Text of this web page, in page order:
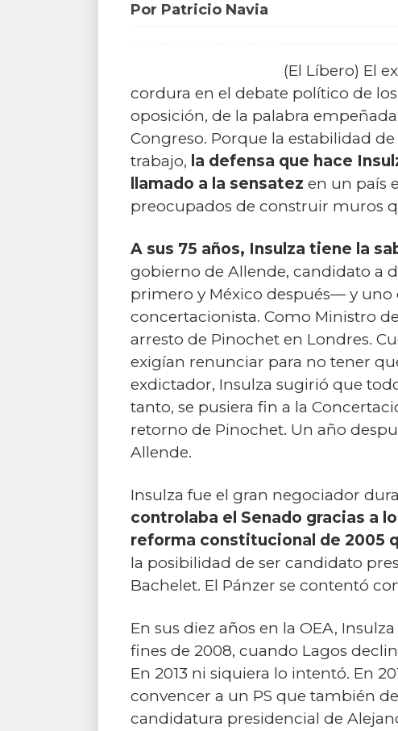
Por Patricio Navia
(El Líbero) El
cordura en el debate político de
oposición, de la palabra
Congreso. Porque la estabilidad
trabajo, la defensa que hace
llamado a la sensatez en un país
preocupados de construir muros
A sus 75 años, Insulza tiene la
gobierno de Allende, candidato a
primero y México después— y uno
concertacionista. Como Ministro
arresto de Pinochet en Londres.
exigían renunciar para no tener
exdictador, Insulza sugirió que
tanto, se pusiera fin a la
retorno de Pinochet. Un año
Allende.
Insulza fue el gran negociador
controlaba el Senado gracias a
reforma constitucional de 2005
la posibilidad de ser candidato
Bachelet. El Pánzer se contentó
En sus diez años en la OEA,
fines de 2008, cuando Lagos
En 2013 ni siquiera lo intentó. En
convencer a un PS que también
candidatura presidencial de